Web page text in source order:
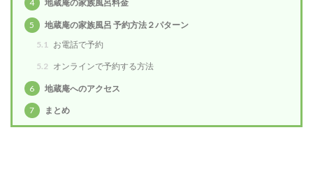
4 地蔵庵の家族風呂料金
5
地蔵庵の家族風呂 予約方法２パターン
5.1
お電話で予約
5.2 オンラインで予約する方法
6 地蔵庵へのアクセス
7 まとめ